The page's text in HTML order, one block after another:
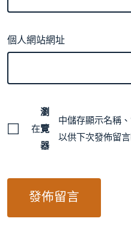
個人網站網址
在
瀏
覽
器
中儲存顯示名稱
以供下次發佈留